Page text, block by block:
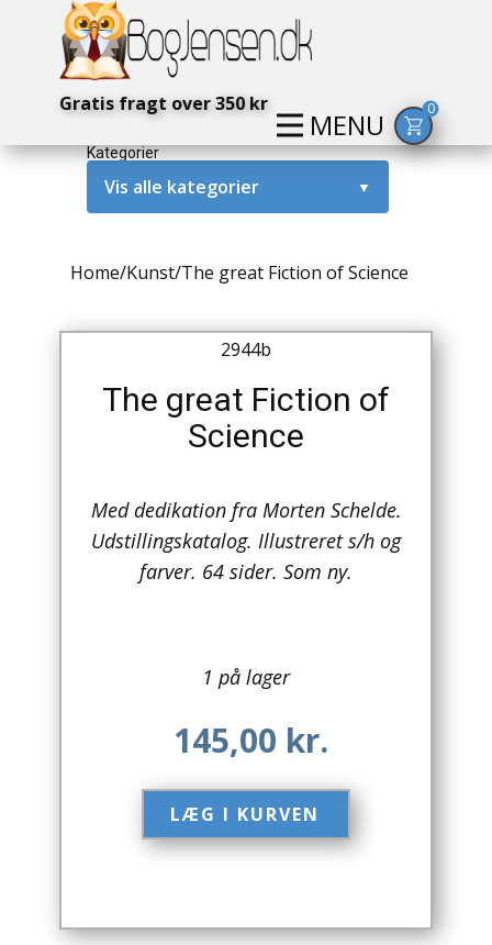
MENU
Gratis fragt over 350 kr 0
Kategorier
Vis alle kategorier ▼
Amerika / USA
Anden Verdenskrig
Antikke / Specielle Bøger
Antikviteter
Arkitektur
Asien
Biografier / Erindringer
Børn / Unge
Design
Home/Kunst/The great Fiction of Science
2944b
The great Fiction of
Science
Med dedikation fra Morten Schelde.
Udstillingskatalog. Illustreret s/h og
farver. 64 sider. Som ny.
1 på lager
145,00 kr.
LÆG I KURVEN​